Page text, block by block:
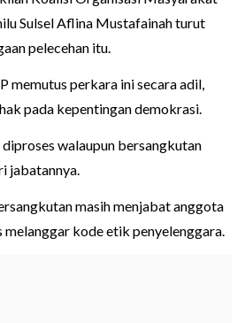
Sulsel Aflina Mustafainah turut
pelecehan itu.
memutus perkara ini secara adil,
pada kepentingan demokrasi.
walaupun bersangkutan
jabatannya.
masih menjabat anggota
melanggar kode etik penyelenggara.